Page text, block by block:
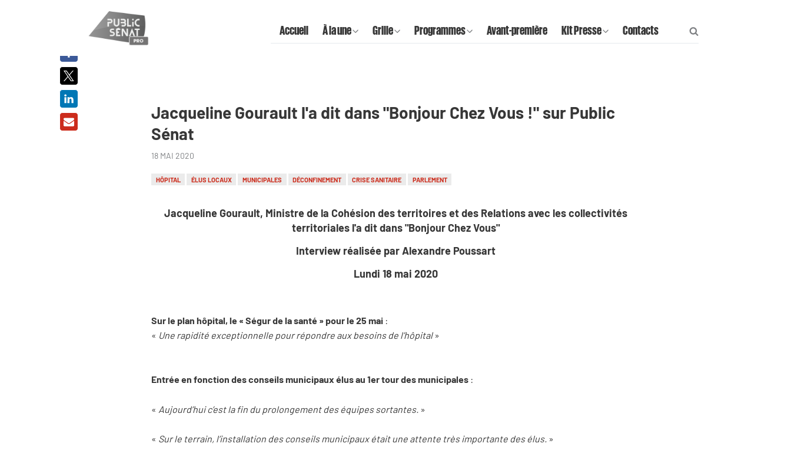
Accueil À la une Grille Programmes Avant-première Kit Presse Contacts
Jacqueline Gourault l'a dit dans "Bonjour Chez Vous !" sur Public
Sénat
18 MAI 2020
HÔPITAL ÉLUS LOCAUX MUNICIPALES DÉCONFINEMENT CRISE SANITAIRE PARLEMENT
Jacqueline Gourault, Ministre de la Cohésion des territoires et des Relations avec les collectivités
territoriales l'a dit dans "Bonjour Chez Vous"
Interview réalisée par Alexandre Poussart
Lundi 18 mai 2020
Sur le plan hôpital, le « Ségur de la santé » pour le 25 mai :
« Une rapidité exceptionnelle pour répondre aux besoins de l’hôpital»
Entrée en fonction des conseils municipaux élus au 1er tour des municipales :
« Aujourd’hui c’est la fin du prolongement des équipes sortantes. »
« Sur le terrain, l’installation des conseils municipaux était une attente très importante des élus. »